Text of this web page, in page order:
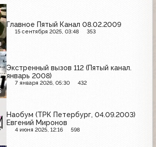
Главное Пятый Канал 08.02.2009
15 сентября 2025, 03:48 353
Экстренный вызов 112 (Пятый канал.
январь 2008)
7 января 2026, 05:30 432
Наобум (ТРК Петербург, 04.09.2003)
Евгений Миронов
4 июня 2025, 12:16 598